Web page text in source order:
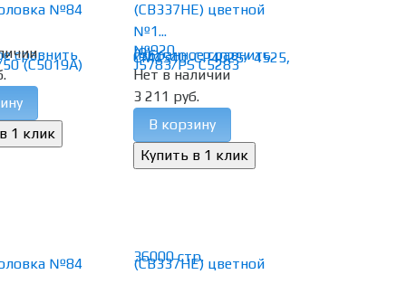
сравнить
№84
избранное сравнить
(CB337HE) цветной
№1...
(0)
Нет в наличии
3 211 руб.
В корзину